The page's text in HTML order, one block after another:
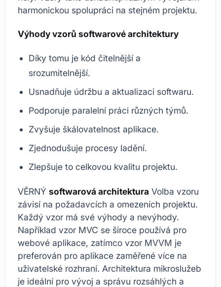
harmonickou spolupráci na stejném projektu.
Výhody vzorů softwarové architektury
Díky tomu je kód čitelnější a
srozumitelnější.
Usnadňuje údržbu a aktualizaci softwaru.
Podporuje paralelní práci různých týmů.
Zvyšuje škálovatelnost aplikace.
Zjednodušuje procesy ladění.
Zlepšuje to celkovou kvalitu projektu.
VĚRNÝ softwarová architektura Volba vzoru
závisí na požadavcích a omezeních projektu.
Každý vzor má své výhody a nevýhody.
Například vzor MVC se široce používá pro
webové aplikace, zatímco vzor MVVM je
preferován pro aplikace zaměřené více na
uživatelské rozhraní. Architektura mikroslužeb
je ideální pro vývoj a správu rozsáhlých a